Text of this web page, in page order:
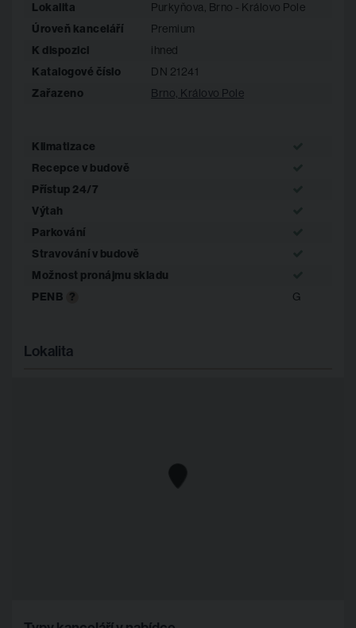
Dispoziceumožní jak
open-space řešení, tak dělené
Oblíbená lokalita s
dostupností
Kancelářese nachází v městské části
dlouhodobě patří mezi nejvyhledávanější lokality v Brně.
tramvajová
rychlé napojení na Brněnský
centrumměsta dostupné během několika minut
V bezprostředním okolí najdete:
kampus VUT a další fakulty v blízkosti
Office Center Purkyňova doporučujeme pro firmy, které
hledají stabilní, dobře dostupné kanceláře s kompletním
Lokalita Purkyňova, Brno - Královo Pole
Úroveň kanceláří Premium
K dispozici ihned
Katalogové číslo DN 21241
Zařazeno Brno, Královo Pole
Klimatizace
Recepce v budově
Přístup 24/7
Výtah
Parkování
Stravování v budově
Možnost pronájmu skladu
PENB ? G
Lokalita